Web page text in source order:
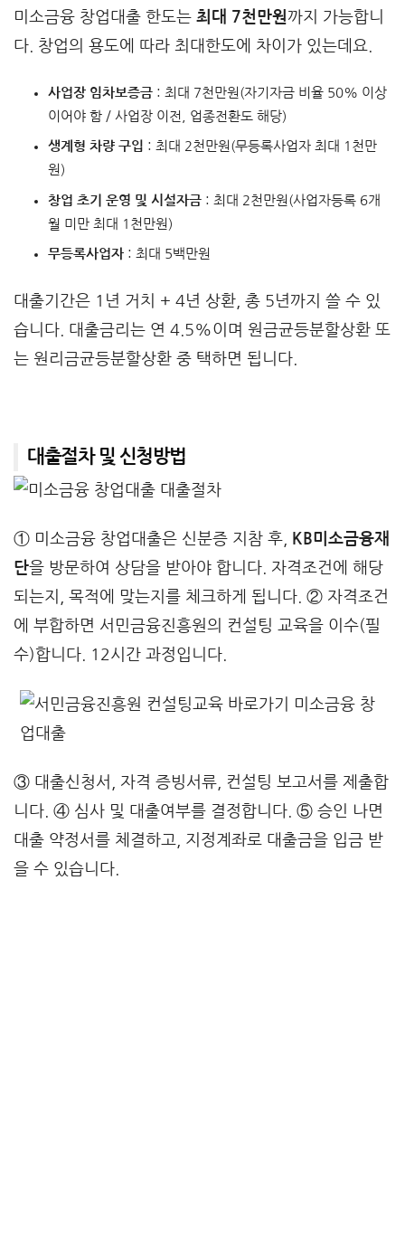
미소금융 창업대출 한도는 최대 7천만원까지 가능합니
다. 창업의 용도에 따라 최대한도에 차이가 있는데요.
사업장 임차보증금: 최대 7천만원(자기자금 비율 50% 이상
이어야 함 / 사업장 이전, 업종전환도 해당)
생계형 차량 구입 : 최대 2천만원(무등록사업자 최대 1천만
원)
창업 초기 운영 및 시설자금: 최대 2천만원(사업자등록 6개
월 미만 최대 1천만원)
무등록사업자: 최대 5백만원
대출기간은 1년 거치 + 4년 상환, 총 5년까지 쓸 수 있
습니다. 대출금리는 연 4.5%이며 원금균등분할상환 또
는 원리금균등분할상환 중 택하면 됩니다.
대출절차 및 신청방법
① 미소금융 창업대출은 신분증 지참 후,
KB미소금융재
단을 방문하여 상담을 받아야 합니다. 자격조건에 해당
되는지, 목적에 맞는지를 체크하게 됩니다. ② 자격조건
에 부합하면 서민금융진흥원의 컨설팅 교육을 이수(필
수)합니다. 12시간 과정입니다.
③ 대출신청서, 자격 증빙서류, 컨설팅 보고서를 제출합
니다. ④ 심사 및 대출여부를 결정합니다. ⑤ 승인 나면
대출 약정서를 체결하고, 지정계좌로 대출금을 입금 받
을 수 있습니다.